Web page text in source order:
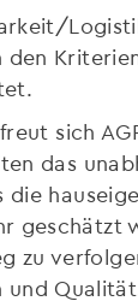
sich
das
die
geschätzt
zu
und Qualität.